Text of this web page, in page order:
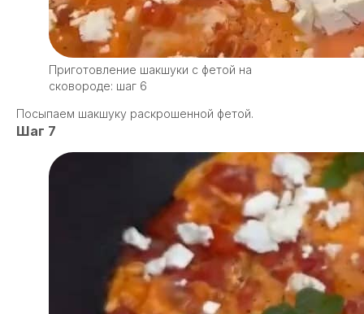
Приготовление шакшуки с фетой на
сковороде: шаг 6
Посыпаем шакшуку раскрошенной фетой.
Шаг 7